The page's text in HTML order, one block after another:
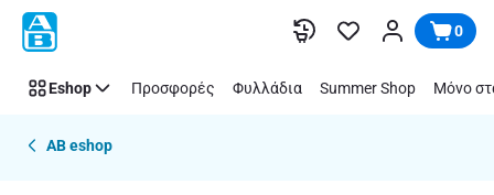
Παράλειψη 0
Eshop Προσφορές Φυλλάδια Summer Shop Μόνο
AB eshop